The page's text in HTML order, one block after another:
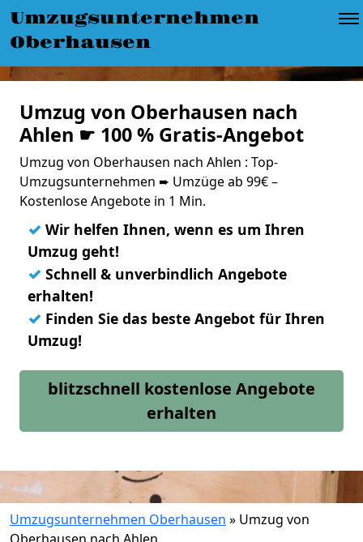
Umzugsunternehmen
Oberhausen
Umzug von Oberhausen nach
Ahlen ☛ 100 % Gratis-Angebot
Umzug von Oberhausen nach Ahlen : Top-
Umzugsunternehmen ➨ Umzüge ab 99€ –
Kostenlose Angebote in 1 Min.
✓ Wir helfen Ihnen, wenn es um Ihren
Umzug geht!
✓ Schnell & unverbindlich Angebote
erhalten!
✓ Finden Sie das beste Angebot für Ihren
Umzug!
blitzschnell kostenlose Angebote
erhalten
Umzugsunternehmen Oberhausen » Umzug von